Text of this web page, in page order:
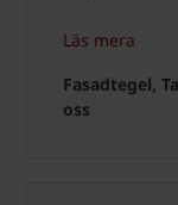
Läs mera
Fasadtegel,
oss